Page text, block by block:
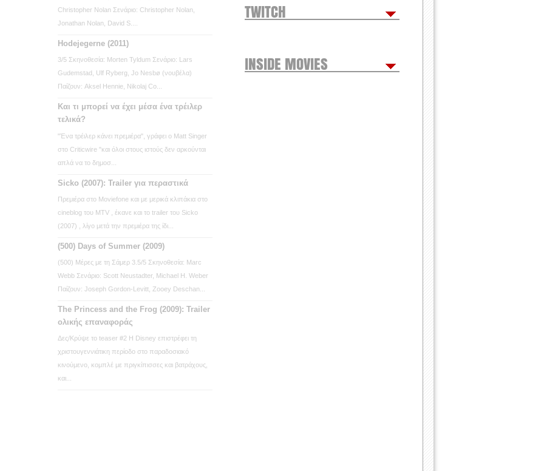
Christopher Nolan Σενάριο: Christopher Nolan,
Jonathan Nolan, David S....
Hodejegerne (2011)
3/5 Σκηνοθεσία: Morten Tyldum Σενάριο: Lars
Gudemstad, Ulf Ryberg, Jo Nesbø (νουβέλα)
Παίζουν: Aksel Hennie, Nikolaj Co...
Και τι μπορεί να έχει μέσα ένα τρέιλερ
τελικά?
"Ένα τρέιλερ κάνει πρεμιέρα", γράφει ο Matt Singer
στο Criticwire "και όλοι στους ιστούς δεν αρκούνται
απλά να το δημοσ...
Sicko (2007): Trailer για περαστικά
Πρεμιέρα στο Moviefone και με μερικά κλιπάκια στο
cineblog του MTV , έκανε και το trailer του Sicko
(2007) , λίγο μετά την πρεμιέρα της ίδι...
(500) Days of Summer (2009)
(500) Μέρες με τη Σάμερ 3.5/5 Σκηνοθεσία: Marc
Webb Σενάριο: Scott Neustadter, Michael H. Weber
Παίζουν: Joseph Gordon-Levitt, Zooey Deschan...
The Princess and the Frog (2009): Trailer
ολικής επαναφοράς
Δες/Κρύψε το teaser #2 Η Disney επιστρέφει τη
χριστουγεννιάτικη περίοδο στο παραδοσιακό
κινούμενο, κομπλέ με πριγκίπισσες και βατράχους,
και...
TWITCH
INSIDE MOVIES